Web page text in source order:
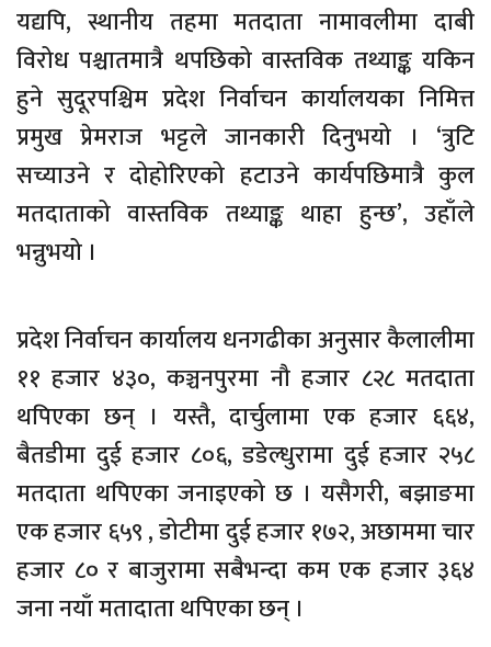
यद्यपि, स्थानीय तहमा मतदाता नामावलीमा दाबी
विरोध पश्चातमात्रै थपछिको वास्तविक तथ्याङ्क यकिन
हुने सुदूरपश्चिम प्रदेश निर्वाचन कार्यालयका निमित्त
प्रमुख प्रेमराज भट्टले जानकारी दिनुभयो । ‘त्रुटि
सच्याउने र दोहोरिएको हटाउने कार्यपछिमात्रै कुल
मतदाताको वास्तविक तथ्याङ्क थाहा हुन्छ’, उहाँले
भन्नुभयो ।
प्रदेश निर्वाचन कार्यालय धनगढीका अनुसार कैलालीमा
११ हजार ४३०, कञ्चनपुरमा नौ हजार ८२८ मतदाता
थपिएका छन् । यस्तै, दार्चुलामा एक हजार ६६४,
बैतडीमा दुई हजार ८०६, डडेल्धुरामा दुई हजार २५८
मतदाता थपिएका जनाइएको छ । यसैगरी, बझाङमा
एक हजार ६५९ , डोटीमा दुई हजार १७२, अछाममा चार
हजार ८० र बाजुरामा सबैभन्दा कम एक हजार ३६४
जना नयाँ मतादाता थपिएका छन् ।